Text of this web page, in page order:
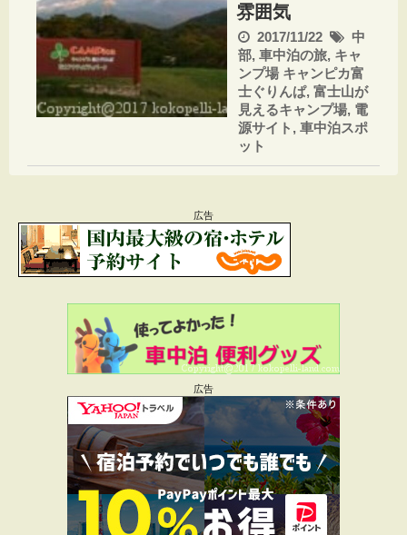
雰囲気
2017/11/22
中
部, 車中泊の旅, キャ
ンプ場 キャンピカ富
士ぐりんぱ, 富士山が
見えるキャンプ場, 電
源サイト , 車中泊スポ
ット
広告
広告